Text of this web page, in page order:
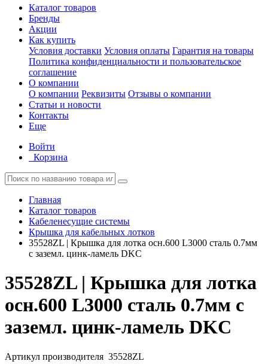
Каталог товаров
Бренды
Акции
Как купить
Условия доставки Условия оплаты Гарантия на товары
Политика конфиденциальности и пользовательское
соглашение
О компании
О компании Реквизиты Отзывы о компании
Статьи и новости
Контакты
Еще
Войти
Корзина
Главная
Каталог товаров
Кабеленесущие системы
Крышка для кабельных лотков
35528ZL | Крышка для лотка осн.600 L3000 сталь 0.7мм
с заземл. цинк-ламель DKC
35528ZL | Крышка для лотка
осн.600 L3000 сталь 0.7мм с
заземл. цинк-ламель DKC
Артикул производителя 35528ZL